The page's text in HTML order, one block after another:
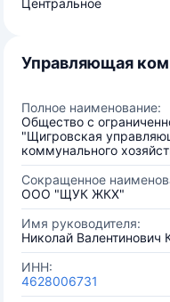
Центральное
Управляющая
Полное наименование:
Общество с
"Щигровская
коммунального
Сокращенное
ООО "ЩУК ЖКХ"
Имя руководителя:
Николай Валентинович
ИНН:
4628006731